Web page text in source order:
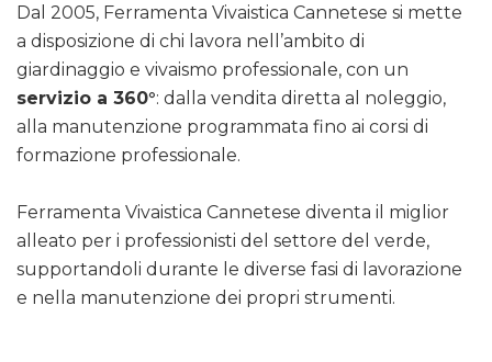
Dal 2005, Ferramenta Vivaistica Cannetese si mette
a disposizione di chi lavora nell’ambito di
giardinaggio e vivaismo professionale, con un
servizio a 360°: dalla vendita diretta al noleggio,
alla manutenzione programmata fino ai corsi di
formazione professionale.
Ferramenta Vivaistica Cannetese diventa il miglior
alleato per i professionisti del settore del verde,
supportandoli durante le diverse fasi di lavorazione
e nella manutenzione dei propri strumenti.